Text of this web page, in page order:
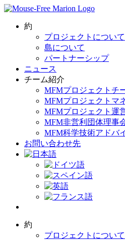
Skip
content約
プロジェクトについて
島について
パートナーシップ
ニュース
チーム紹介
MFMプロジェクトチ
MFMプロジェクトマ
MFMプロジェクト運
MFM非営利団体理事
MFM科学技術アドバ
お問い合わせ先
約
プロジェクトについて